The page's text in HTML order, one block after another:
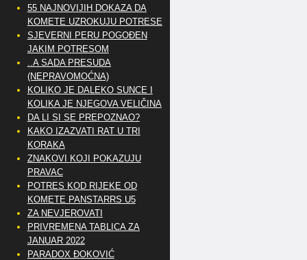
55 NAJNOVIJIH DOKAZA DA
KOMETE UZROKUJU POTRESE
SJEVERNI PERU POGOĐEN
JAKIM POTRESOM
..A SADA PRESUDA
(NEPRAVOMOĆNA)
KOLIKO JE DALEKO SUNCE I
KOLIKA JE NJEGOVA VELIČINA
DA LI SI SE PREPOZNAO?
KAKO IZAZVATI RAT U TRI
KORAKA
ZNAKOVI KOJI POKAZUJU
PRAVAC
POTRES KOD RIJEKE OD
KOMETE PANSTARRS U5
ZA NEVJEROVATI
PRIVREMENA TABLICA ZA
JANUAR 2022
PARADOX ĐOKOVIĆ